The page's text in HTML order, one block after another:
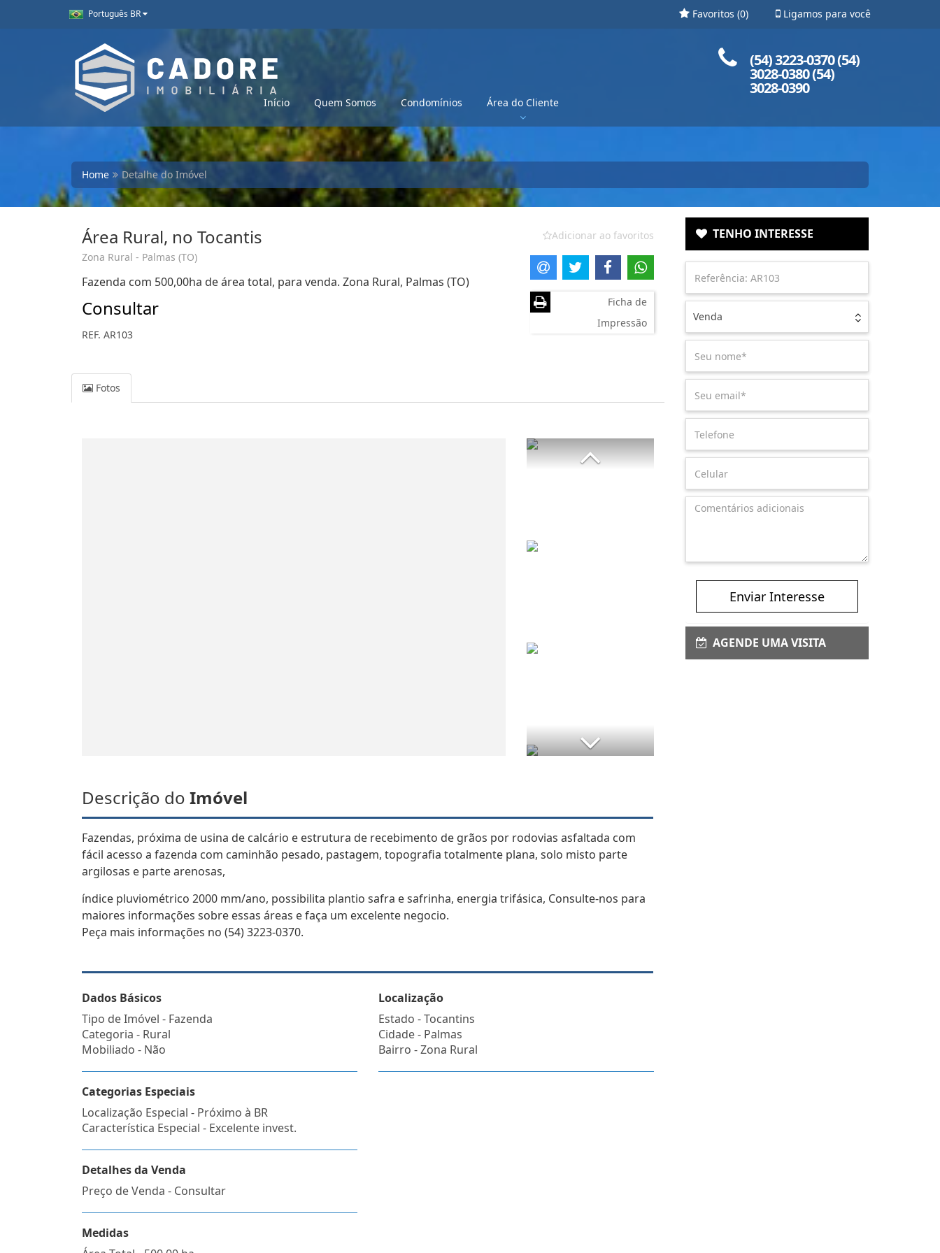
Português BR Ligamos para você
Favoritos (0)
Início Quem Somos Condomínios Área do Cliente
(54) 3223-0370 (54)
3028-0380 (54)
3028-0390
Home Detalhe do Imóvel
Área Rural, no Tocantis
Zona Rural - Palmas (TO)
Fazenda com 500,00ha de área total, para venda. Zona Rural, Palmas (TO)
Consultar
REF. AR103
Adicionar ao favoritos
Ficha de
Impressão
Fotos
Descrição do Imóvel
Fazendas, próxima de usina de calcário e estrutura de recebimento de grãos por rodovias asfaltada com
fácil acesso a fazenda com caminhão pesado, pastagem, topografia totalmente plana, solo misto parte
argilosas e parte arenosas,
índice pluviométrico 2000 mm/ano, possibilita plantio safra e safrinha, energia trifásica, Consulte-nos para
maiores informações sobre essas áreas e faça um excelente negocio.
Peça mais informações no (54) 3223-0370.
Dados Básicos
Tipo de Imóvel - Fazenda
Categoria - Rural
Mobiliado - Não
Categorias Especiais
Localização Especial - Próximo à BR
Característica Especial - Excelente invest.
Detalhes da Venda
Preço de Venda - Consultar
Medidas
Localização
Estado -Tocantins
Cidade - Palmas
Bairro -Zona Rural
TENHO INTERESSE
Venda
Enviar Interesse
AGENDE UMA VISITA